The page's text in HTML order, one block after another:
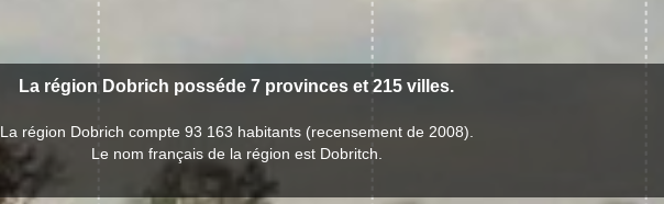
La région Dobrich posséde 7 provinces et 215 villes.
La région Dobrich compte 93 163 habitants (recensement de 2008).
Le nom français de la région est Dobritch.